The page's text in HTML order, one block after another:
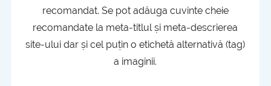
recomandat. Se pot adăuga cuvinte cheie
recomandate la meta-titlul și meta-descrierea
site-ului dar și cel puțin o etichetă alternativă (tag)
a imaginii.